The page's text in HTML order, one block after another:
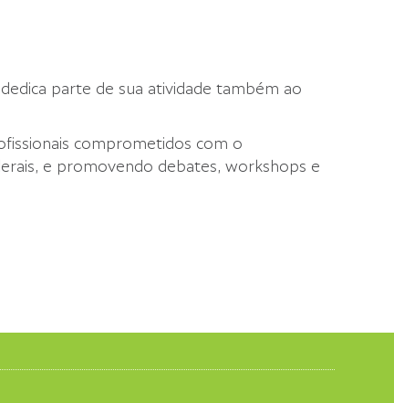
parte de sua atividade também ao
comprometidos com o
e promovendo debates, workshops e